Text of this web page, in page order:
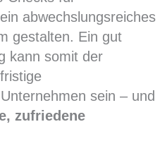
abwechslungsreiches
gestalten. Ein gut
kann somit der
sein – und
zufriedene